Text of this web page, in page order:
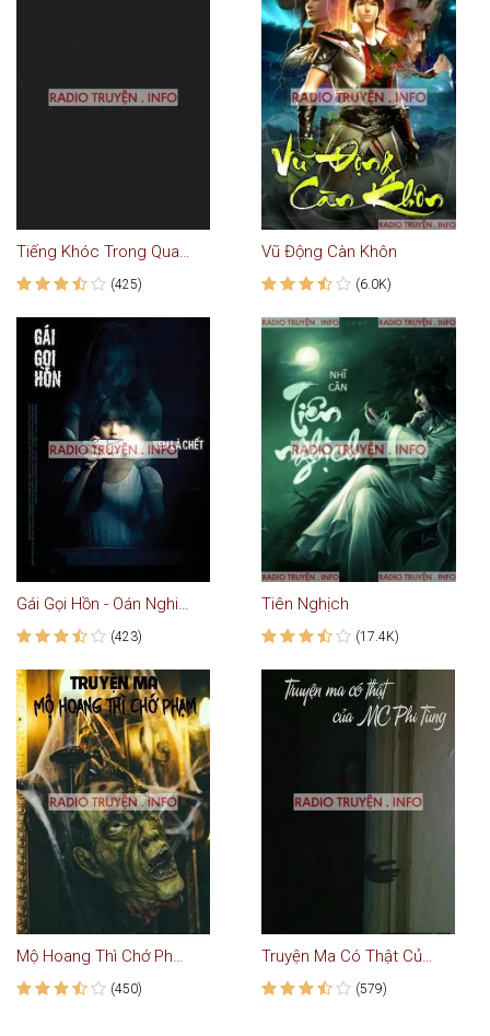
Tiếng Khóc Trong Quan Tài
(425)
Vũ Động Càn Khôn
(6.0K)
Gái Gọi Hồn - Oán Nghiệt Gia Đình
(423)
Tiên Nghịch
(17.4K)
Mộ Hoang Thì Chớ Phạm - Truyện Ma
(450)
Truyện Ma Có Thật Của MC Phi Tùng
(579)